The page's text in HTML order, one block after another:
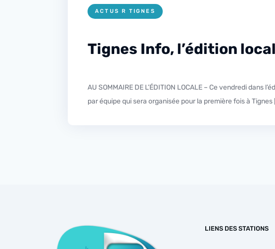
ACTUS R TIGNES
Tignes Info, l’édition
AU SOMMAIRE DE L’ÉDITION LOCALE – Ce vendredi dans l’édition locale Douglas Favre nous en dit plus sur les 12h du lac gelé de Tignes, une course en relais
par équipe qui sera organisée pour la première fois à Tignes
LIENS DES STATIONS